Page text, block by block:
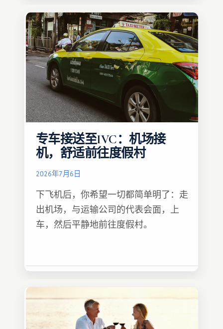
专车接送至IVC：机场接
机，舒适前往度假村
2026年7月6日
下飞机后，你希望一切都简单明了：走
出机场，与运输公司的代表会面，上
车，然后平静地前往度假村。